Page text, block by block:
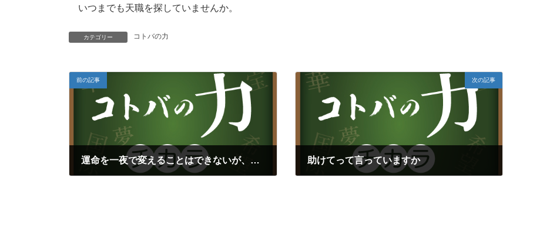
いつまでも天職を探していませんか。
カテゴリー コトバの力
前の記事
運命を一夜で変えることはできないが、あなたが進む方向は一夜で変えられる
次の記事
助けてって言っていますか